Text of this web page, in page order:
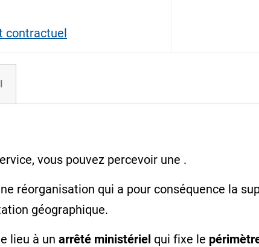
contractuel
vous pouvez percevoir une .
réorganisation qui a pour conséquence la
géographique.
lieu à un arrêté ministériel qui fixe le